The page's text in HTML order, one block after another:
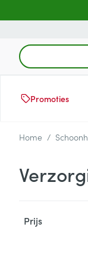
Product, merk,
Promoties
Home /
Prijs